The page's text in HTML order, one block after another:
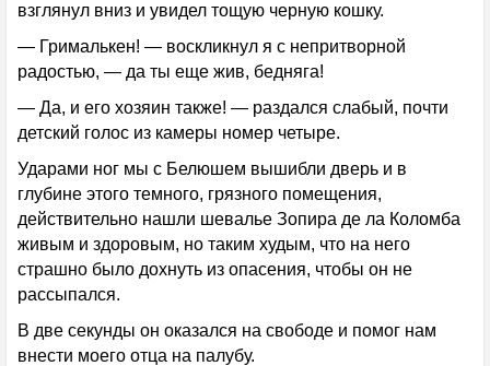
взглянул вниз и увидел тощую черную кошку.
— Грималькен! — воскликнул я с непритворной
радостью, — да ты еще жив, бедняга!
— Да, и его хозяин также! — раздался слабый, почти
детский голос из камеры номер четыре.
Ударами ног мы с Белюшем вышибли дверь и в
глубине этого темного, грязного помещения,
действительно нашли шевалье Зопира де ла Коломба
живым и здоровым, но таким худым, что на него
страшно было дохнуть из опасения, чтобы он не
рассыпался.
В две секунды он оказался на свободе и помог нам
внести моего отца на палубу.